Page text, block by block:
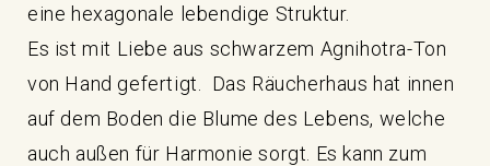
eine hexagonale lebendige Struktur.
Es ist mit Liebe aus schwarzem Agnihotra-Ton
von Hand gefertigt. Das Räucherhaus hat innen
auf dem Boden die Blume des Lebens, welche
auch außen für Harmonie sorgt. Es kann zum